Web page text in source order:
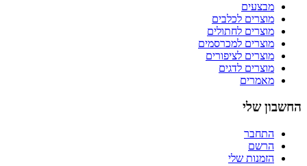
מבצעים
מוצרים לכלבים
מוצרים לחתולים
מוצרים למכרסמים
מוצרים לציפורים
מוצרים לדגים
מאמרים
החשבון שלי
התחבר
הרשם
הזמנות שלי